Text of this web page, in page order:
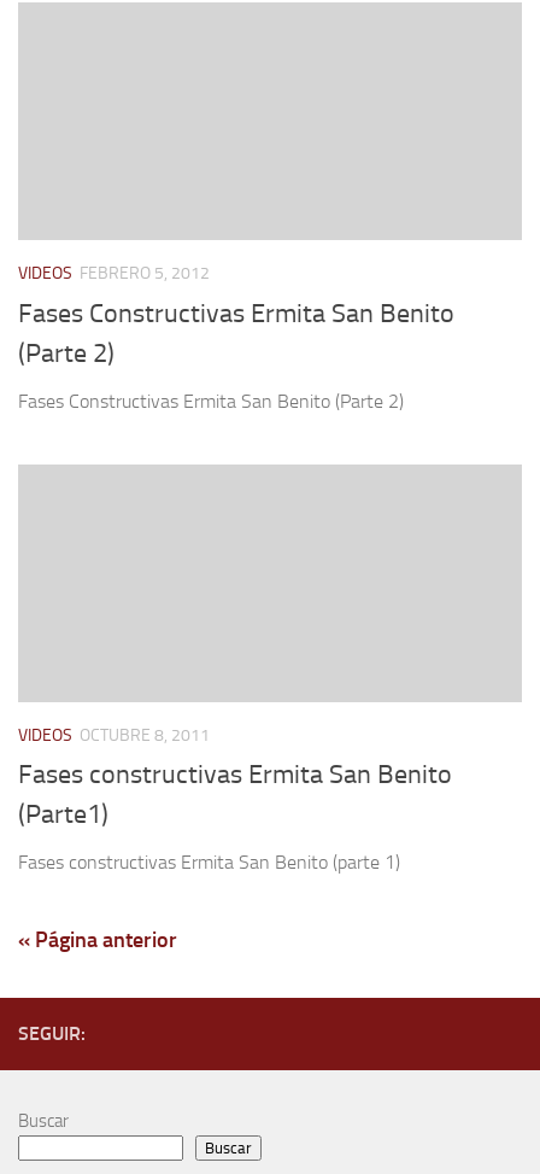
VIDEOS FEBRERO 5, 2012
Fases Constructivas Ermita San Benito
(Parte 2)
Fases Constructivas Ermita San Benito (Parte 2)
VIDEOS OCTUBRE 8, 2011
Fases constructivas Ermita San Benito
(Parte1)
Fases constructivas Ermita San Benito (parte 1)
« Página anterior
SEGUIR:
Buscar
Buscar